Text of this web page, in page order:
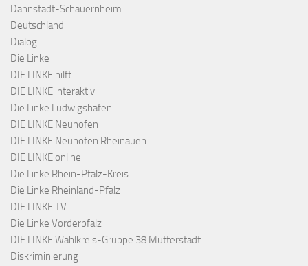
Dannstadt-Schauernheim
Deutschland
Dialog
Die Linke
DIE LINKE hilft
DIE LINKE interaktiv
Die Linke Ludwigshafen
DIE LINKE Neuhofen
DIE LINKE Neuhofen Rheinauen
DIE LINKE online
Die Linke Rhein-Pfalz-Kreis
Die Linke Rheinland-Pfalz
DIE LINKE TV
Die Linke Vorderpfalz
DIE LINKE Wahlkreis-Gruppe 38 Mutterstadt
Diskriminierung